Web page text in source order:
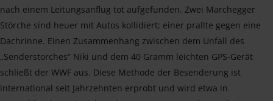
nach einem Leitungsanflug tot aufgefunden. Zwei Marchegger
Störche sind heuer mit Autos kollidiert; einer prallte gegen eine
Dachrinne. Einen Zusammenhang zwischen dem Unfall des
„Senderstorches“ Niki und dem 40 Gramm leichten GPS-Gerät
schließt der WWF aus. Diese Methode der Besenderung ist
international seit Jahrzehnten erprobt und wird etwa in